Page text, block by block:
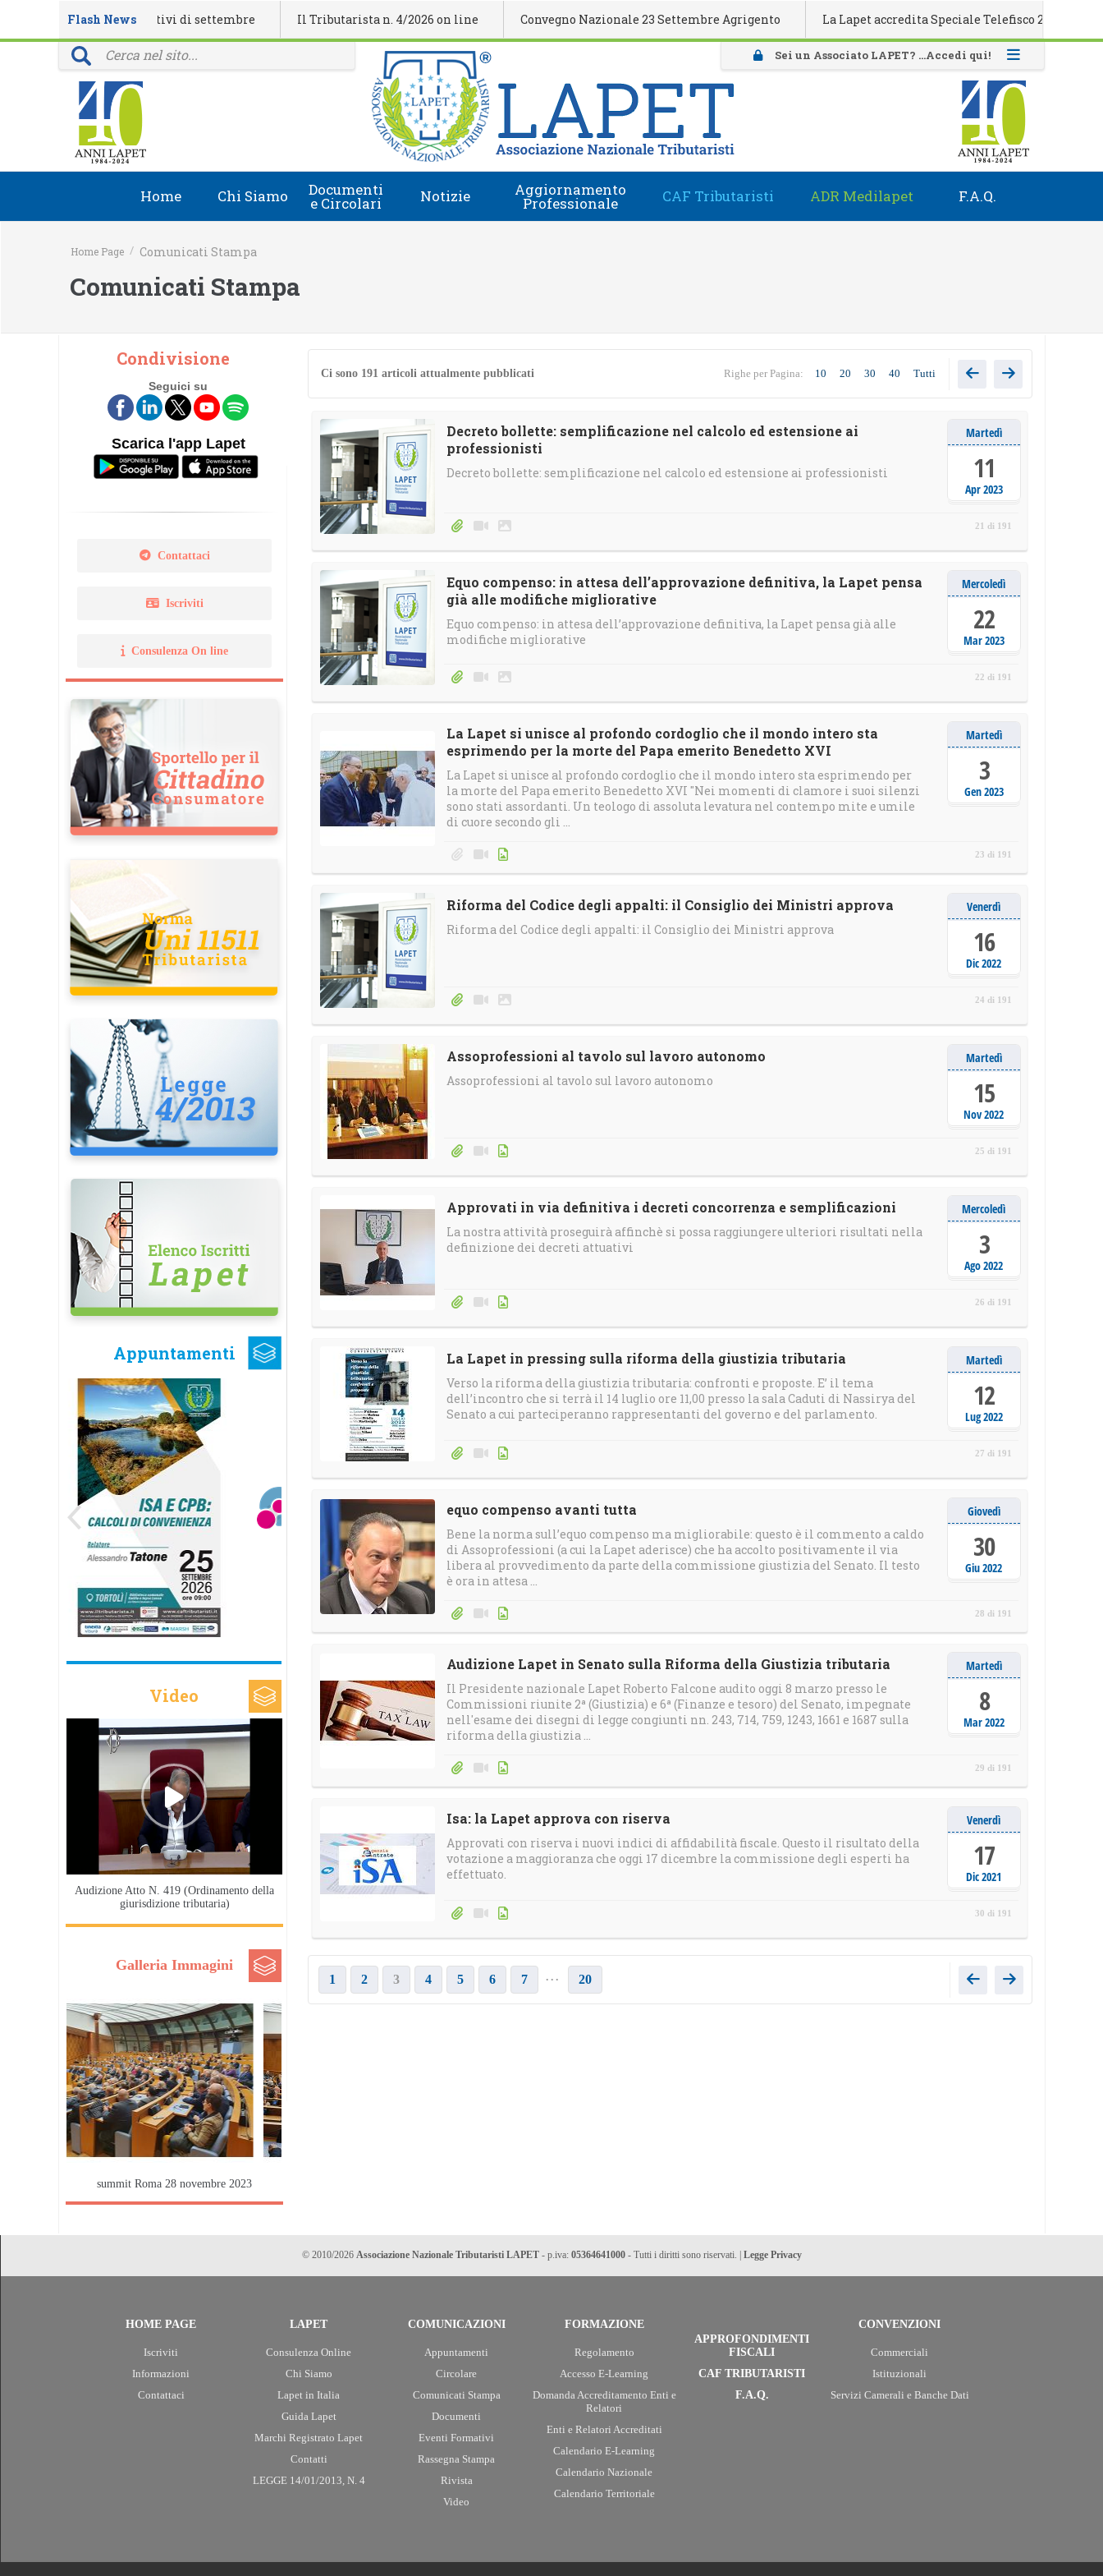
Home Chi Siamo
Guida lapet
Contatti
Legge 14 gennaio 2013 N. 4
Norma Uni 11511
Documenti
e Circolari Notizie Aggiornamento
Professionale
Corsi in streaming
Calendario Territoriale
CAF Tributaristi ADR Medilapet F.A.Q.
Comunicati Stampa
Home Page / Comunicati Stampa
Flash News
eventi formativi di settembre Il Tributarista n. 4/2026 on line Convegno Nazionale 23 Settembre Agrigento La Lapet accredita Speciale Telefisco 2026
40 anni della rivista Il Tributarista Sei un Associato LAPET? ...Accedi qui!
Condivisione
Seguici su
Scarica l'app Lapet
Contattaci
Iscriviti
Consulenza On line
Appuntamenti
Video
Audizione Atto N. 419 (Ordinamento della
giurisdizione tributaria)
Galleria Immagini
summit Roma 28 novembre 2023
Ci sono 191 articoli attualmente pubblicati Righe per Pagina: 10 20 30 40 Tutti
Decreto bollette: semplificazione nel calcolo ed estensione ai
professionisti
Decreto bollette: semplificazione nel calcolo ed estensione ai professionisti
Apr 2023
Martedì
11
21 di 191
Equo compenso: in attesa dell’approvazione definitiva, la Lapet pensa
già alle modifiche migliorative
Equo compenso: in attesa dell’approvazione definitiva, la Lapet pensa già alle
modifiche migliorative
Mar 2023
Mercoledì
22
22 di 191
La Lapet si unisce al profondo cordoglio che il mondo intero sta
esprimendo per la morte del Papa emerito Benedetto XVI
La Lapet si unisce al profondo cordoglio che il mondo intero sta esprimendo per
la morte del Papa emerito Benedetto XVI "Nei momenti di clamore i suoi silenzi
sono stati assordanti. Un teologo di assoluta levatura nel contempo mite e umile
di cuore secondo gli ...
Gen 2023
Martedì
3
23 di 191
Riforma del Codice degli appalti: il Consiglio dei Ministri approva
Riforma del Codice degli appalti: il Consiglio dei Ministri approva
Dic 2022
Venerdì
16
24 di 191
Assoprofessioni al tavolo sul lavoro autonomo
Assoprofessioni al tavolo sul lavoro autonomo
Nov 2022
Martedì
15
25 di 191
Approvati in via definitiva i decreti concorrenza e semplificazioni
La nostra attività proseguirà affinchè si possa raggiungere ulteriori risultati nella
definizione dei decreti attuativi
Ago 2022
Mercoledì
3
26 di 191
La Lapet in pressing sulla riforma della giustizia tributaria
Verso la riforma della giustizia tributaria: confronti e proposte. E’ il tema
dell’incontro che si terrà il 14 luglio ore 11,00 presso la sala Caduti di Nassirya del
Senato a cui parteciperanno rappresentanti del governo e del parlamento.
Lug 2022
Martedì
12
27 di 191
equo compenso avanti tutta
Bene la norma sull’equo compenso ma migliorabile: questo è il commento a caldo
di Assoprofessioni (a cui la Lapet aderisce) che ha accolto positivamente il via
libera al provvedimento da parte della commissione giustizia del Senato. Il testo
è ora in attesa ...
Giu 2022
Giovedì
30
28 di 191
Audizione Lapet in Senato sulla Riforma della Giustizia tributaria
Il Presidente nazionale Lapet Roberto Falcone audito oggi 8 marzo presso le
Commissioni riunite 2ª (Giustizia) e 6ª (Finanze e tesoro) del Senato, impegnate
nell'esame dei disegni di legge congiunti nn. 243, 714, 759, 1243, 1661 e 1687 sulla
riforma della giustizia ...
Mar 2022
Martedì
8
29 di 191
Isa: la Lapet approva con riserva
Approvati con riserva i nuovi indici di affidabilità fiscale. Questo il risultato della
votazione a maggioranza che oggi 17 dicembre la commissione degli esperti ha
effettuato.
Dic 2021
Venerdì
17
30 di 191
1 2 3 4 5 6 7 ... 20
© 2010/2026 Associazione Nazionale Tributaristi LAPET - p.iva: 05364641000 - Tutti i diritti sono riservati. | Legge Privacy
HOME PAGE
Iscriviti
Informazioni
Contattaci
LAPET
Consulenza Online
Chi Siamo
Lapet in Italia
Guida Lapet
Marchi Registrato Lapet
Contatti
LEGGE 14/01/2013, N. 4
COMUNICAZIONI
Appuntamenti
Circolare
Comunicati Stampa
Documenti
Eventi Formativi
Rassegna Stampa
Rivista
Video
FORMAZIONE
Regolamento
Accesso E-Learning
Domanda Accreditamento Enti e
Relatori
Enti e Relatori Accreditati
Calendario E-Learning
Calendario Nazionale
Calendario Territoriale
APPROFONDIMENTI
FISCALI
CAF TRIBUTARISTI
F.A.Q.
CONVENZIONI
Commerciali
Istituzionali
Servizi Camerali e Banche Dati